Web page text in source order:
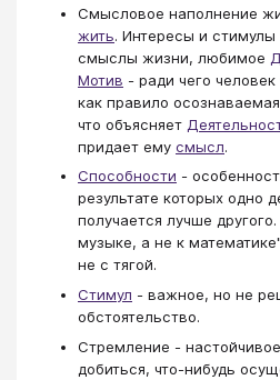
Смысловое наполнение
жить. Интересы и стимулы
смыслы жизни, любимое
Мотив - ради чего человек
как правило
что объясняет
придает ему смысл.
Способности -
результате которых одно
получается лучше
музыке, а не к
не с тягой.
Стимул - важное, но не
обстоятельство.
Стремление -
добиться, что-нибудь